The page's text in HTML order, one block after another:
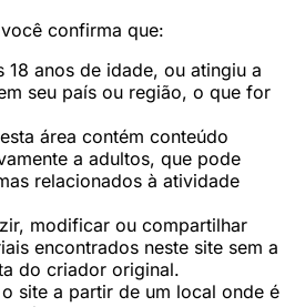
confirma que:
18 anos de idade, ou atingiu a
seu país ou região, o que for
área contém conteúdo
a adultos, que pode
relacionados à atividade
modificar ou compartilhar
encontrados neste site sem a
do criador original.
site a partir de um local onde é